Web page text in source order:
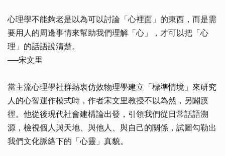
心理學不能夠老是以為可以討論「心裡面」的東西，而是需
要用人的周邊事情來幫助我們理解「心」，才可以把「心
理」的話語說清楚。
──宋文里
當主流心理學社群熱衷仿效物理學建立「標準情境」來研究
人的心智運作模式時，作者宋文里教授不以為然，另闢蹊
徑。他從後現代社會建構論出發，引領我們從日常話語溯
源，檢視個人與天地、與他人、與自己的關係，試圖勾勒出
我們文化脈絡下的「心靈」真貌。